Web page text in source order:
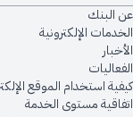
عن البنك
الخدمات الإلكترونية
الأخبار
الفعاليات
كيفية استخدام الموقع
اتفاقية مستوى الخدمة